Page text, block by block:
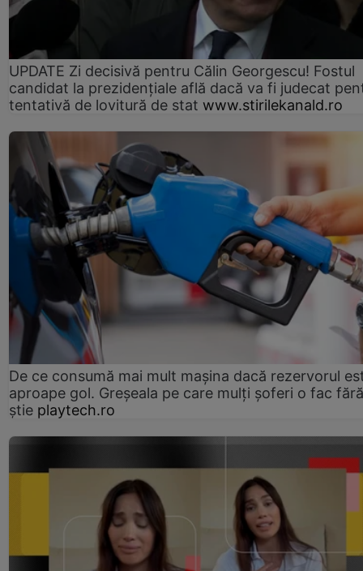
UPDATE Zi decisivă pentru Călin Georgescu! Fostul
candidat la prezidențiale află dacă va fi judecat
tentativă de lovitură de stat www.stirilekanald.ro
De ce consumă mai mult mașina dacă rezervorul
aproape gol. Greșeala pe care mulți șoferi o fac
știe playtech.ro